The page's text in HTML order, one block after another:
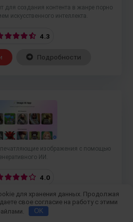
для создания контента в жанре порно
искусственного интеллекта.
4.3
Подробности
изображения с помощью
ИИ.
4.0
Подробности
для хранения данных. Продолжая
свое согласие на работу с этими
OK